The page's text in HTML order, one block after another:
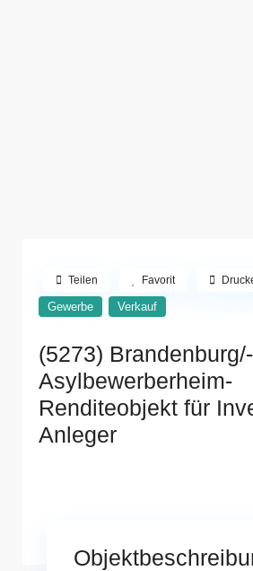
Gewerbe Verkauf
(5273) Brandenburg/-
Asylbewerberheim-
Renditeobjekt für
Anleger
Teilen Favorit